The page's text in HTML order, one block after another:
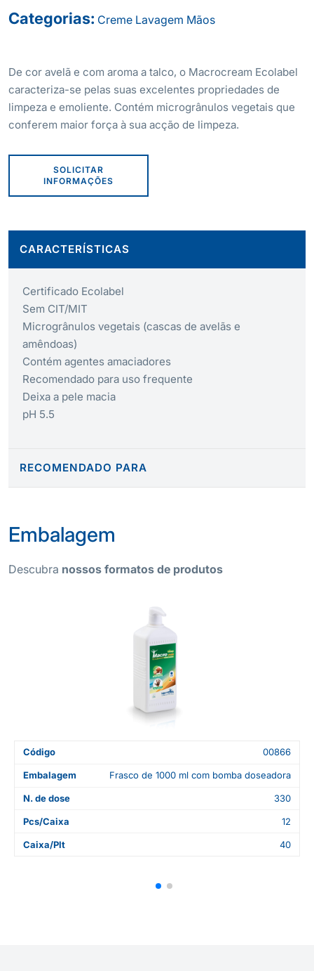
Categorias: Creme Lavagem Mãos
De cor avelã e com aroma a talco, o Macrocream Ecolabel
caracteriza-se pelas suas excelentes propriedades de
limpeza e emoliente. Contém microgrânulos vegetais que
conferem maior força à sua acção de limpeza.
SOLICITAR
INFORMAÇÕES
CARACTERÍSTICAS
Certificado Ecolabel
Sem CIT/MIT
Microgrânulos vegetais (cascas de avelãs e
amêndoas)
Contém agentes amaciadores
Recomendado para uso frequente
Deixa a pele macia
pH 5.5
RECOMENDADO PARA
Embalagem
Descubra nossos formatos de produtos
Código 00866
Embalagem Frasco de 1000 ml com bomba doseadora
N. de dose 330
Pcs/Caixa 12
Caixa/Plt 40